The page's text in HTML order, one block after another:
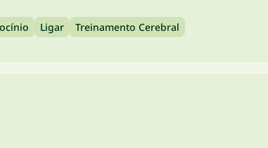
Ligar Treinamento Cerebral